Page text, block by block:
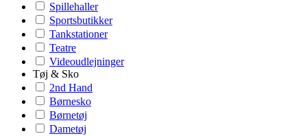
Spillehaller
Sportsbutikker
Tankstationer
Teatre
Videoudlejninger
Tøj & Sko
2nd Hand
Børnesko
Børnetøj
Dametøj